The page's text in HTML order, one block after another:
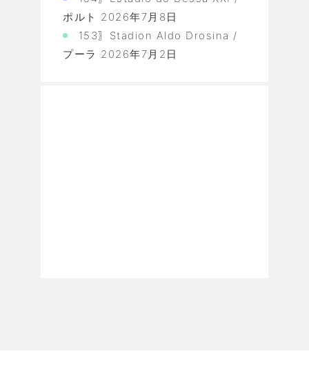
ポルト 2026年7月8日
153〗Stadion Aldo Drosina /
プーラ 2026年7月2日